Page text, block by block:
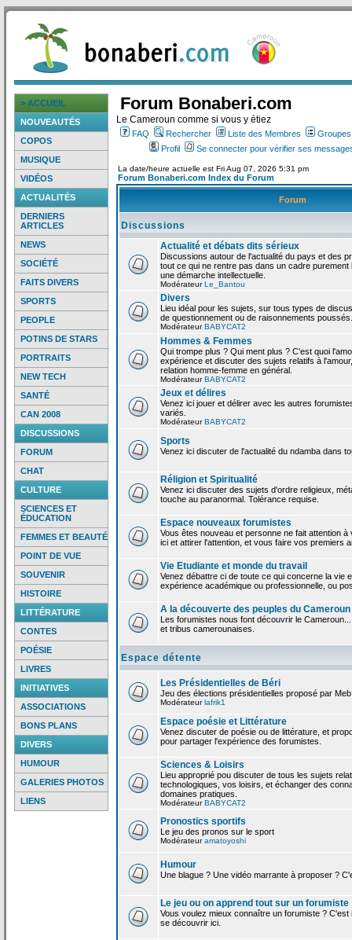
> ACCUEIL
NOUVEAUTÉS
COPOS
MUSIQUE
VIDÉOS
ACTUALITÉS
DERNIERS
ARTICLES
NEWS
SOCIÉTÉ
FAITS DIVERS
SPORTS
PEOPLE
POTINS DE STARS
PORTRAITS
NEW TECH
SANTÉ
CAN 2008
DISCUSSIONS
FORUM
CHAT
CULTURE
SCIENCES ET
ÉDUCATION
FEMMES ET BEAUTÉ
POINT DE VUE
SOUVENIR
HISTOIRE
LITTÉRATURE
CONTES
POÉSIE
LIVRES
INITIATIVES
ASSOCIATIONS
BONS PLANS
DIVERS
HUMOUR
GALERIES PHOTOS
LIENS
Forum Bonaberi.com
Le Cameroun comme si vous y étiez
FAQ Rechercher Liste des Membres
Profil
Se connecter pour vérifier ses
La date/heure actuelle est Fri Aug 07, 2026 5:31 pm
Forum Bonaberi.com Index du Forum
Forum
Discussions
Actualité et débats dits sérieux
Discussions autour de l'actualité du pays et des
tout ce qui ne rentre pas dans un cadre
une démarche intellectuelle.
ModérateurLe_Bantou
Divers
Lieu idéal pour les sujets, sur tous types de
de questionnement ou de raisonnements
ModérateurBABYCAT2
Hommes & Femmes
Qui trompe plus ? Qui ment plus ? C'est quoi
expérience et discuter des sujets relatifs à
relation homme-femme en général.
ModérateurBABYCAT2
Jeux et délires
Venez ici jouer et délirer avec les autres
variés.
ModérateurBABYCAT2
Sports
Venez ici discuter de l'actualité du ndamba dans
Réligion et Spiritualité
Venez ici discuter des sujets d'ordre religieux,
touche au paranormal. Tolérance requise.
Espace nouveaux forumistes
Vous êtes nouveau et personne ne fait attention
ici et attirer l'attention, et vous faire vos premiers
Vie Etudiante et monde du travail
Venez débattre ci de toute ce qui concerne la vie
expérience académique ou professionnelle, ou
A la découverte des peuples du Cameroun
Les forumistes nous font découvrir le
et tribus camerounaises.
Espace détente
Les Présidentielles de Béri
Jeu des élections présidentielles proposé par Meb
Modérateurlafrik1
Espace poésie et Littérature
Venez discuter de poésie ou de littérature, et
pour partager l'expérience des forumistes.
Sciences & Loisirs
Lieu approprié pou discuter de tous les sujets
technologiques, vos loisirs, et échanger des
domaines pratiques.
ModérateurBABYCAT2
Pronostics sportifs
Le jeu des pronos sur le sport
Modérateuramatoyoshi
Humour
Une blague ? Une vidéo marrante à proposer ?
Le jeu ou on apprend tout sur un forumiste
Vous voulez mieux connaître un forumiste ? C'est
se découvrir ici.